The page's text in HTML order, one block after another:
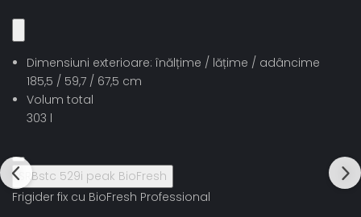
Dimensiuni exterioare: înălțime / lățime / adâncime
185,5 / 59,7 / 67,5 cm
Volum total
303 l
SRBstc 529i peak BioFresh
Frigider fix cu BioFresh Professional